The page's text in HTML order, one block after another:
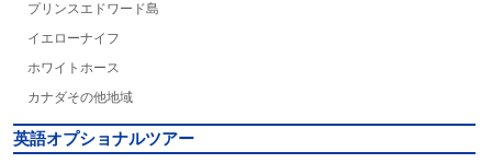
プリンスエドワード島
イエローナイフ
ホワイトホース
カナダその他地域
英語オプショナルツアー